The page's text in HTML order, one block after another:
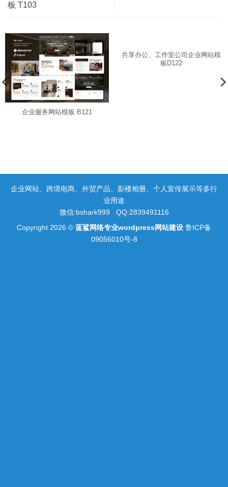
板 T103
企业服务网站模板 B121
共享办公、工作室公司企业网站模
板d122
企业网站、跨境电商、外贸产品、影楼相册、个人宣传展示等多行
业用途
微信:bshark999 QQ:2839491116
Copyright 2026 © 蓝鲨网络专业wordpress网站建设 鲁ICP备
09056010号-8